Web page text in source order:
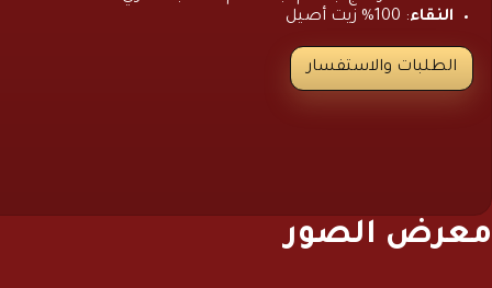
النقاء: 100% زيت أصيل
الطلبات والاستفسار
معرض الصور